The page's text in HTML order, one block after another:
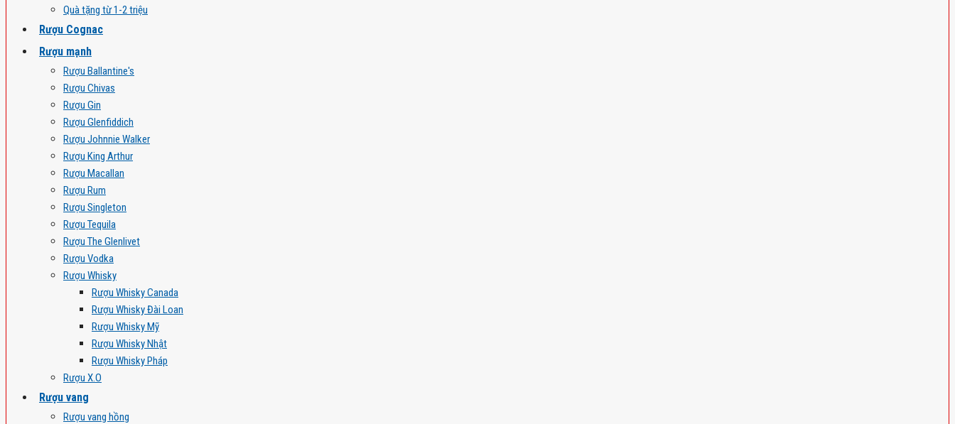
Quà tặng từ 1-2 triệu
Rượu Cognac
Rượu mạnh
Rượu Ballantine's
Rượu Chivas
Rượu Gin
Rượu Glenfiddich
Rượu Johnnie Walker
Rượu King Arthur
Rượu Macallan
Rượu Rum
Rượu Singleton
Rượu Tequila
Rượu The Glenlivet
Rượu Vodka
Rượu Whisky
Rượu Whisky Canada
Rượu Whisky Đài Loan
Rượu Whisky Mỹ
Rượu Whisky Nhật
Rượu Whisky Pháp
Rượu X.O
Rượu vang
Rượu vang hồng